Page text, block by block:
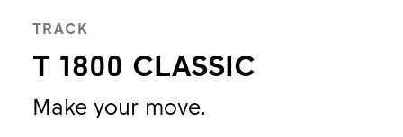
TRACK
T 1800 CLASSIC
Make your move.